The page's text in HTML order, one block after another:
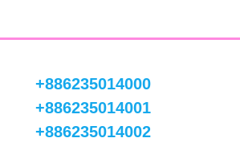
+886235014000
+886235014001
+886235014002